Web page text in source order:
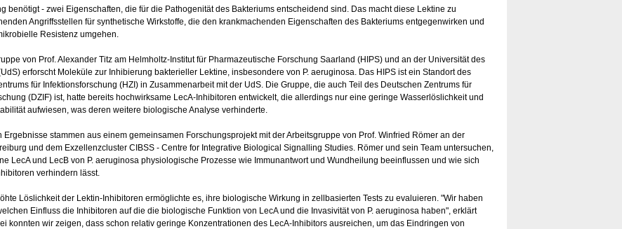
benötigt - zwei Eigenschaften, die für die Pathogenität des Bakteriums entscheidend sind. Das macht diese Lektine zu
Angriffsstellen für synthetische Wirkstoffe, die den krankmachenden Eigenschaften des Bakteriums entgegenwirken und
Resistenz umgehen.
von Prof. Alexander Titz am Helmholtz-Institut für Pharmazeutische Forschung Saarland (HIPS) und an der Universität des
erforscht Moleküle zur Inhibierung bakterieller Lektine, insbesondere von P. aeruginosa. Das HIPS ist ein Standort des
für Infektionsforschung (HZI) in Zusammenarbeit mit der UdS. Die Gruppe, die auch Teil des Deutschen Zentrums für
(DZIF) ist, hatte bereits hochwirksame LecA-Inhibitoren entwickelt, die allerdings nur eine geringe Wasserlöslichkeit und
aufwiesen, was deren weitere biologische Analyse verhinderte.
Ergebnisse stammen aus einem gemeinsamen Forschungsprojekt mit der Arbeitsgruppe von Prof. Winfried Römer an der
und dem Exzellenzcluster CIBSS - Centre for Integrative Biological Signalling Studies. Römer und sein Team untersuchen,
LecA und LecB von P. aeruginosa physiologische Prozesse wie Immunantwort und Wundheilung beeinflussen und wie sich
verhindern lässt.
Löslichkeit der Lektin-Inhibitoren ermöglichte es, ihre biologische Wirkung in zellbasierten Tests zu evaluieren. "Wir haben
Einfluss die Inhibitoren auf die die biologische Funktion von LecA und die Invasivität von P. aeruginosa haben", erklärt
konnten wir zeigen, dass schon relativ geringe Konzentrationen des LecA-Inhibitors ausreichen, um das Eindringen von